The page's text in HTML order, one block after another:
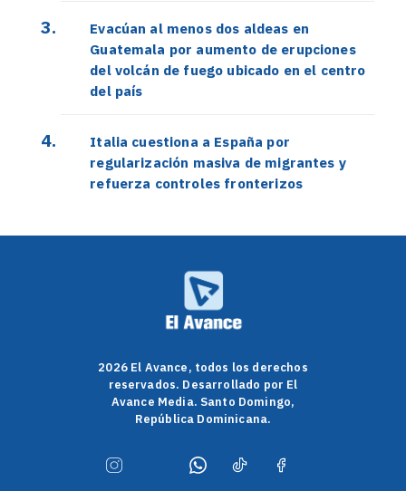
Evacúan al menos dos aldeas en
Guatemala por aumento de erupciones
del volcán de fuego ubicado en el centro
del país
Italia cuestiona a España por
regularización masiva de migrantes y
refuerza controles fronterizos
2026 El Avance, todos los derechos
reservados. Desarrollado por El
Avance Media. Santo Domingo,
República Dominicana.